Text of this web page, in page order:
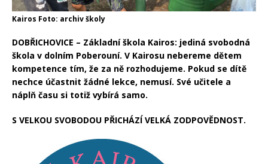
Kairos Foto: archiv školy
DOBŘICHOVICE – Základní škola Kairos: jediná svobodná
škola v dolním Poberouní. V Kairosu nebereme dětem
kompetence tím, že za ně rozhodujeme. Pokud se dítě
nechce účastnit žádné lekce, nemusí. Své učitele a
náplň času si totiž vybírá samo.
S VELKOU SVOBODOU PŘICHÁZÍ VELKÁ ZODPOVĚDNOST.